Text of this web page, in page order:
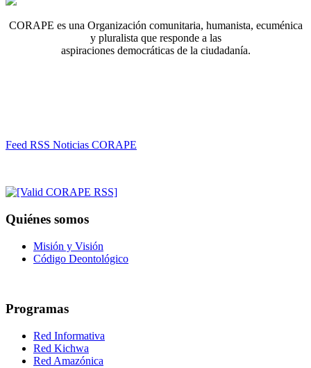
CORAPE es una Organización comunitaria, humanista, ecuménica
y pluralista que responde a las
aspiraciones democráticas de la ciudadanía.
Feed RSS Noticias CORAPE
Quiénes somos
Misión y Visión
Código Deontológico
Programas
Red Informativa
Red Kichwa
Red Amazónica